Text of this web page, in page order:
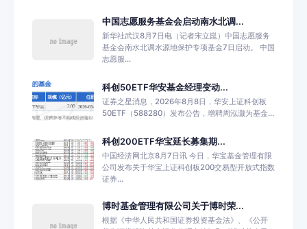
中国志愿服务基金会启动南水北调...
新华社武汉8月7日电（记者宋立崑）中国志愿服务
基金会南水北调水源地保护专项基金7日启动。 中国
志愿服...
科创50ETF华安基金经理变动...
证券之星消息，2026年8月8日，华安上证科创板
50ETF（588280）发布公告，增聘周泓灏为基金...
科创200ETF华宝延长募集期...
中国经济网北京8月7日讯 今日，华宝基金管理有限
公司发布关于华宝上证科创板200交易型开放式指数
证券...
博时基金管理有限公司关于博时荣...
根据《中华人民共和国证券投资基金法》、《公开